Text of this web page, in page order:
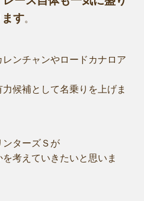
す。
ンチャンやロードカナロア
力候補として名乗りを上げま
ンターズＳが
考えていきたいと思いま